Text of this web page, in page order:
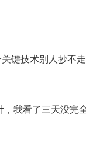
技术别人抄不
我看了三天没完